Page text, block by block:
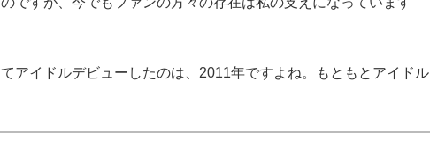
イドルデビューしたのは、2011年ですよね。もともとアイドル